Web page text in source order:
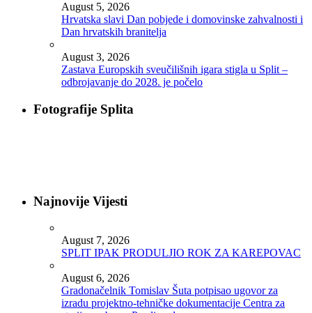
August 5, 2026
Hrvatska slavi Dan pobjede i domovinske zahvalnosti i
Dan hrvatskih branitelja
August 3, 2026
Zastava Europskih sveučilišnih igara stigla u Split –
odbrojavanje do 2028. je počelo
Fotografije Splita
Najnovije Vijesti
August 7, 2026
SPLIT IPAK PRODULJIO ROK ZA KAREPOVAC
August 6, 2026
Gradonačelnik Tomislav Šuta potpisao ugovor za
izradu projektno-tehničke dokumentacije Centra za